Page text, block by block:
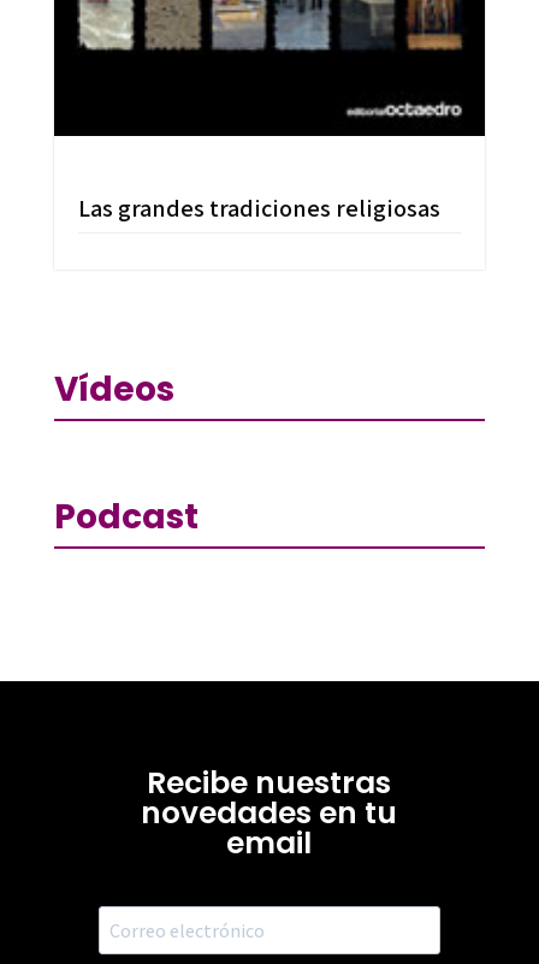
Las grandes tradiciones religiosas
Vídeos
Podcast
Recibe nuestras
novedades en tu
email